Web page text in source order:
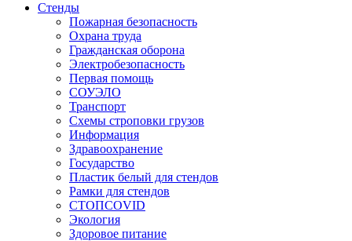
Стенды
Пожарная безопасность
Охрана труда
Гражданская оборона
Электробезопасность
Первая помощь
СОУЭЛО
Транспорт
Схемы строповки грузов
Информация
Здравоохранение
Государство
Пластик белый для стендов
Рамки для стендов
СТОПCOVID
Экология
Здоровое питание